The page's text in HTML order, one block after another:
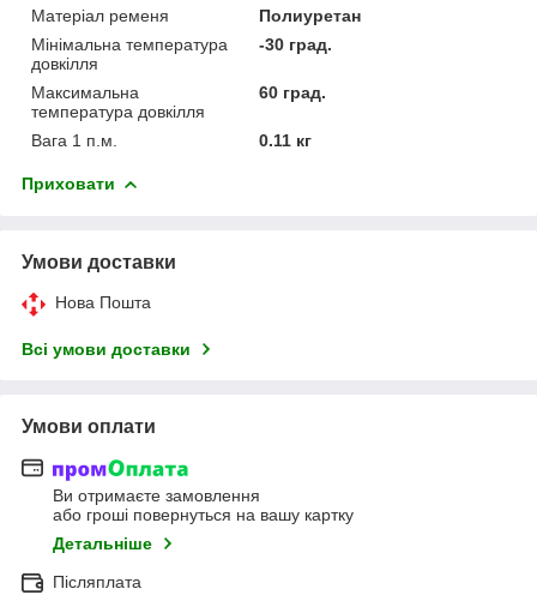
Матеріал ременя
Полиуретан
Мінімальна температура
довкілля
-30 град.
Максимальна
температура довкілля
60 град.
Вага 1 п.м. 0.11 кг
Приховати
Умови доставки
Нова Пошта
Всі умови доставки
Умови оплати
Ви отримаєте замовлення
або гроші повернуться на вашу картку
Детальніше
Післяплата